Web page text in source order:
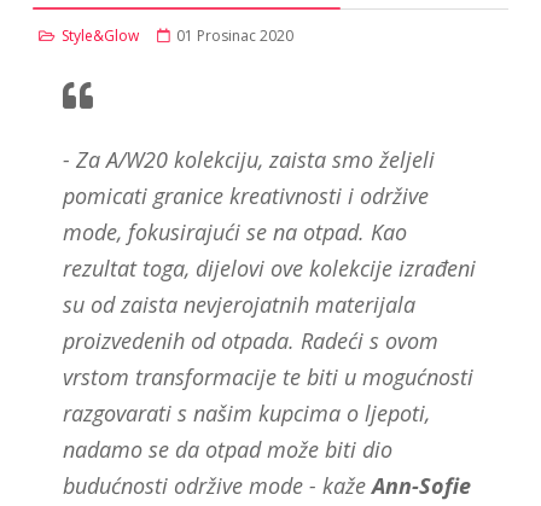
Style&Glow 01 Prosinac 2020
- Za A/W20 kolekciju, zaista smo željeli
pomicati granice kreativnosti i održive
mode, fokusirajući se na otpad. Kao
rezultat toga, dijelovi ove kolekcije izrađeni
su od zaista nevjerojatnih materijala
proizvedenih od otpada. Radeći s ovom
vrstom transformacije te biti u mogućnosti
razgovarati s našim kupcima o ljepoti,
nadamo se da otpad može biti dio
budućnosti održive mode - kažeAnn-Sofie